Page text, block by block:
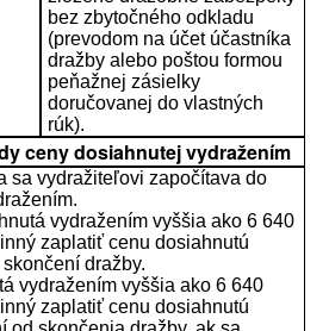
bez zbytočného odkladu
(prevodom na účet účastníka
dražby alebo poštou formou
peňažnej zásielky
doručovanej do vlastných
rúk).
ceny dosiahnutej vydražením
sa vydražiteľovi započítava do
vydražením vyššia ako 6 640
zaplatiť cenu dosiahnutú
dražby.
vydražením vyššia ako 6 640
zaplatiť cenu dosiahnutú